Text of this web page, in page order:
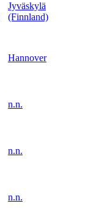
Jyväskylä
(Finnland)
Hannover
n.n.
n.n.
n.n.